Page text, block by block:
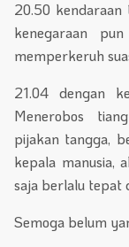
20.50 kendaraan
kenegaraan
memperkeruh
21.04 dengan
Menerobos
pijakan tangga,
kepala manusia,
saja berlalu tepat
Semoga belum